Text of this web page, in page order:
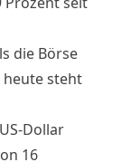
die Börse
heute steht
Dollar
16